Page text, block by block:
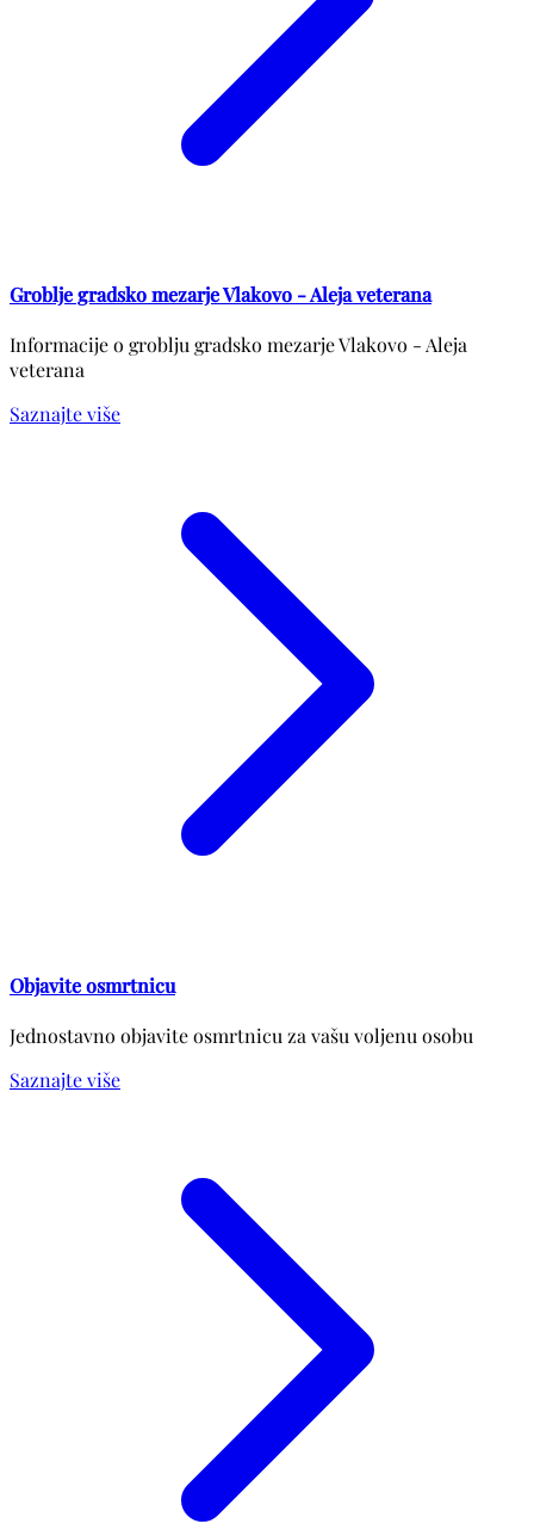
Groblje gradsko mezarje Vlakovo - Aleja veterana
Informacije o groblju gradsko mezarje Vlakovo - Aleja
veterana
Saznajte više
Objavite osmrtnicu
Jednostavno objavite osmrtnicu za vašu voljenu osobu
Saznajte više